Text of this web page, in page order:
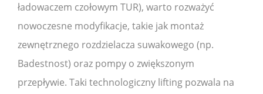
ładowaczem czołowym TUR), warto rozważyć
nowoczesne modyfikacje, takie jak montaż
zewnętrznego rozdzielacza suwakowego (np.
Badestnost) oraz pompy o zwiększonym
przepływie. Taki technologiczny lifting pozwala na